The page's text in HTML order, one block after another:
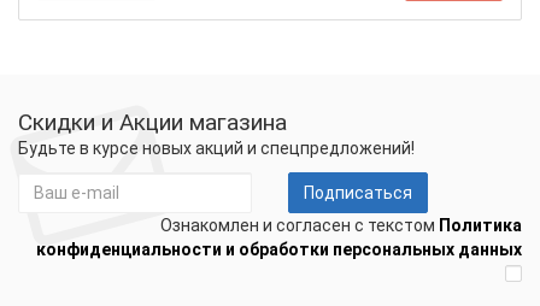
Скидки и Акции магазина
Будьте в курсе новых акций и спецпредложений!
Подписаться
Ознакомлен и согласен с текстом Политика
конфиденциальности и обработки персональных данных